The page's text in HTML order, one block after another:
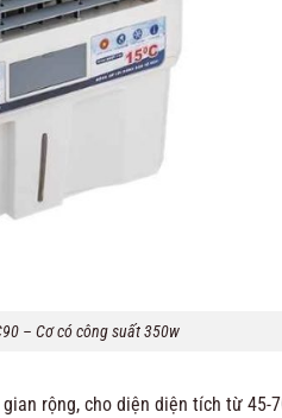
– Cơ có công suất 350w
rộng, cho diện diện tích từ 45-